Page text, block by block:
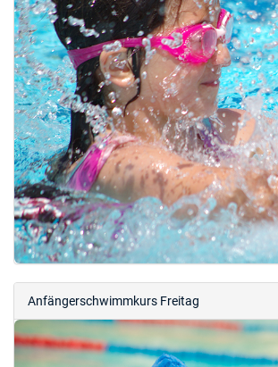
Anfängerschwimmkurs Freitag